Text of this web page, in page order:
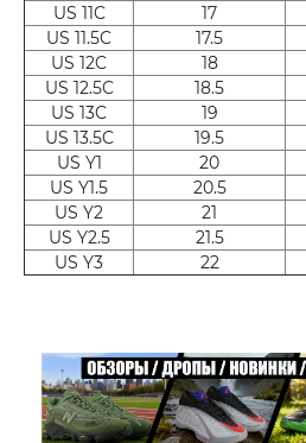
US 11C
17
US 11.5C
17.5
US 12C
18
US 12.5C
18.5
US 13C
19
US 13.5C
19.5
US Y1
20
US Y1.5
20.5
US Y2
21
US Y2.5
21.5
US Y3
22